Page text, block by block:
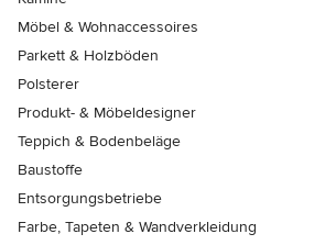
Möbel & Wohnaccessoires
Parkett & Holzböden
Polsterer
Produkt- & Möbeldesigner
Teppich & Bodenbeläge
Baustoffe
Entsorgungsbetriebe
Farbe, Tapeten & Wandverkleidung